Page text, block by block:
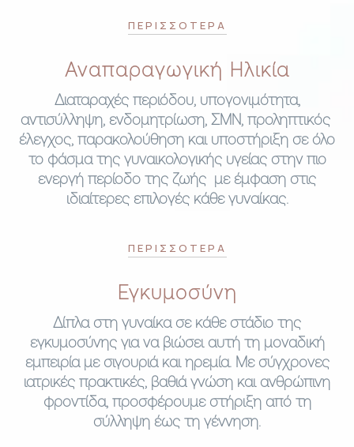
ΠΕΡΙΣΣΟΤΕΡΑ
Αναπαραγωγική Ηλικία
Διαταραχές περιόδου, υπογονιμότητα,
αντισύλληψη, ενδομητρίωση, ΣΜΝ, προληπτικός
έλεγχος, παρακολούθηση και υποστήριξη σε όλο
το φάσμα της γυναικολογικής υγείας στην πιο
ενεργή περίοδο της ζωής με έμφαση στις
ιδιαίτερες επιλογές κάθε γυναίκας.
ΠΕΡΙΣΣΟΤΕΡΑ
Εγκυμοσύνη
Δίπλα στη γυναίκα σε κάθε στάδιο της
εγκυμοσύνης για να βιώσει αυτή τη μοναδική
εμπειρία με σιγουριά και ηρεμία. Με σύγχρονες
ιατρικές πρακτικές, βαθιά γνώση και ανθρώπινη
φροντίδα, προσφέρουμε στήριξη από τη
σύλληψη έως τη γέννηση.